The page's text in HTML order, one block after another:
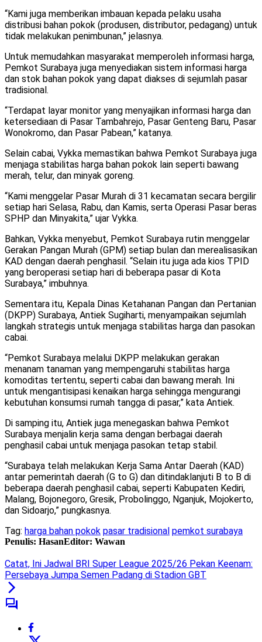
“Kami juga memberikan imbauan kepada pelaku usaha
distribusi bahan pokok (produsen, distributor, pedagang) untuk
tidak melakukan penimbunan,” jelasnya.
Untuk memudahkan masyarakat memperoleh informasi harga,
Pemkot Surabaya juga menyediakan sistem informasi harga
dan stok bahan pokok yang dapat diakses di sejumlah pasar
tradisional.
“Terdapat layar monitor yang menyajikan informasi harga dan
ketersediaan di Pasar Tambahrejo, Pasar Genteng Baru, Pasar
Wonokromo, dan Pasar Pabean,” katanya.
Selain cabai, Vykka memastikan bahwa Pemkot Surabaya juga
menjaga stabilitas harga bahan pokok lain seperti bawang
merah, telur, dan minyak goreng.
“Kami menggelar Pasar Murah di 31 kecamatan secara bergilir
setiap hari Selasa, Rabu, dan Kamis, serta Operasi Pasar beras
SPHP dan Minyakita,” ujar Vykka.
Bahkan, Vykka menyebut, Pemkot Surabaya rutin menggelar
Gerakan Pangan Murah (GPM) setiap bulan dan merealisasikan
KAD dengan daerah penghasil. “Selain itu juga ada kios TPID
yang beroperasi setiap hari di beberapa pasar di Kota
Surabaya,” imbuhnya.
Sementara itu, Kepala Dinas Ketahanan Pangan dan Pertanian
(DKPP) Surabaya, Antiek Sugiharti, menyampaikan sejumlah
langkah strategis untuk menjaga stabilitas harga dan pasokan
cabai.
“Pemkot Surabaya melalui DKPP melakukan gerakan
menanam tanaman yang mempengaruhi stabilitas harga
komoditas tertentu, seperti cabai dan bawang merah. Ini
untuk mengantisipasi kenaikan harga sehingga mengurangi
kebutuhan konsumsi rumah tangga di pasar,” kata Antiek.
Di samping itu, Antiek juga menegaskan bahwa Pemkot
Surabaya menjalin kerja sama dengan berbagai daerah
penghasil cabai untuk menjaga pasokan tetap stabil.
“Surabaya telah melakukan Kerja Sama Antar Daerah (KAD)
antar pemerintah daerah (G to G) dan ditindaklanjuti B to B di
beberapa daerah penghasil cabai, seperti Kabupaten Kediri,
Malang, Bojonegoro, Gresik, Probolinggo, Nganjuk, Mojokerto,
dan Sidoarjo,” pungkasnya.
Tag: harga bahan pokok pasar tradisional pemkot surabaya
Penulis: HasanEditor: Wawan
Catat, Ini Jadwal BRI Super League 2025/26 Pekan Keenam:
Persebaya Jumpa Semen Padang di Stadion GBT